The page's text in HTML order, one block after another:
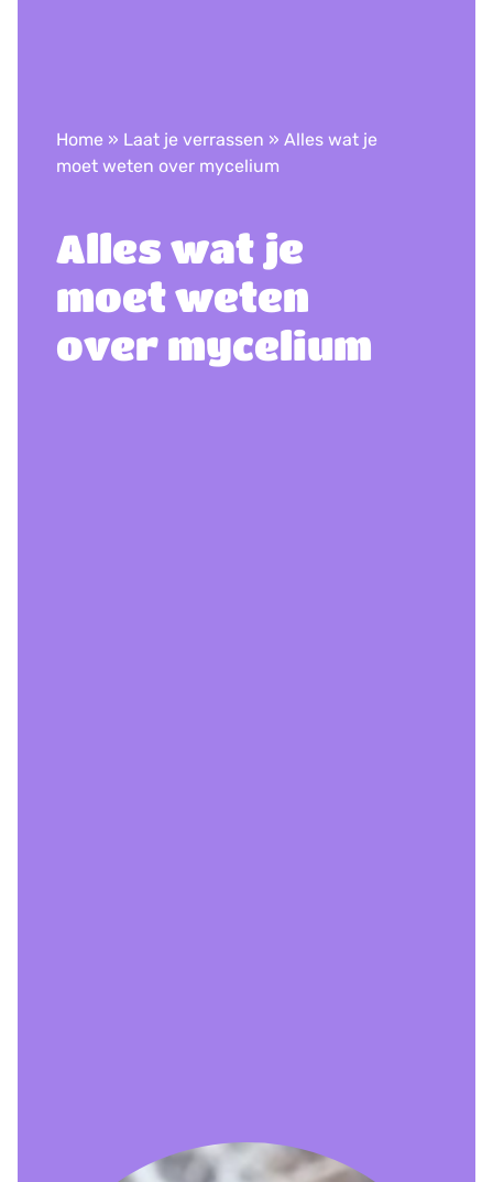
Home» Laat je verrassen » Alles wat je
moet weten over mycelium
Alles wat je
moet weten
over mycelium